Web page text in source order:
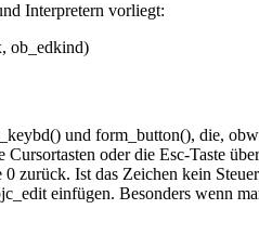
Interpretern vorliegt:
ob_edkind)
und form_button(), die,
oder die Esc-Taste
zurück. Ist das Zeichen kein
einfügen. Besonders wenn